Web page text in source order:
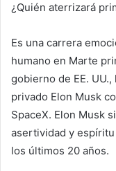
¿Quién aterrizará
Es una carrera
humano en Marte
gobierno de EE.
privado Elon Musk
SpaceX. Elon Musk
asertividad y
los últimos 20 años.